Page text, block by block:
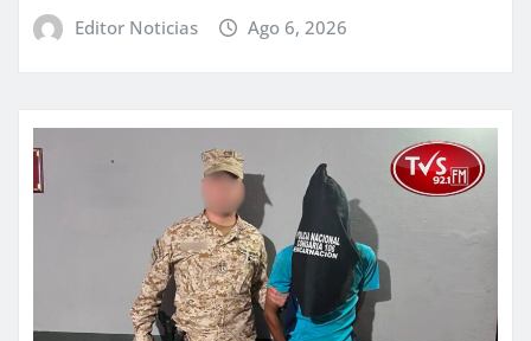
Editor Noticias Ago 6, 2026